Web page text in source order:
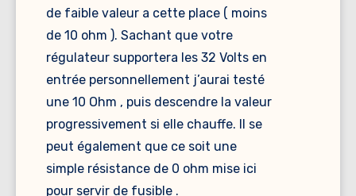
de faible valeur a cette place ( moins
de 10 ohm ). Sachant que votre
régulateur supportera les 32 Volts en
entrée personnellement j’aurai testé
une 10 Ohm , puis descendre la valeur
progressivement si elle chauffe. Il se
peut également que ce soit une
simple résistance de 0 ohm mise ici
pour servir de fusible .